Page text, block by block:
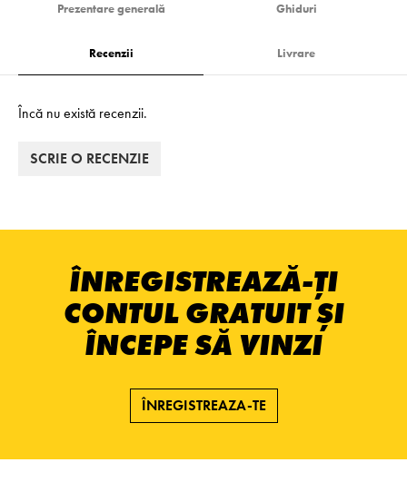
Prezentare generală Ghiduri
Recenzii Livrare
Încă nu există recenzii.
SCRIE O RECENZIE
ÎNREGISTREAZĂ-ȚI
CONTUL GRATUIT ȘI
ÎNCEPE SĂ VINZI
ÎNREGISTREAZA-TE